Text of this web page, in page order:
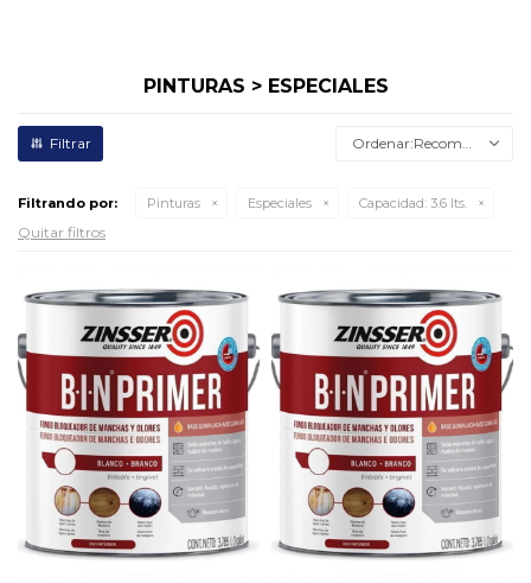
PINTURAS > ESPECIALES
Recomendados
Filtrando por: Pinturas Especiales Capacidad: 3.6 lts.
Quitar filtros